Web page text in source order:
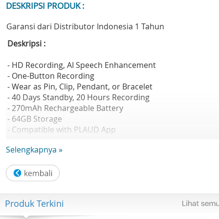
DESKRIPSI PRODUK :
Garansi dari Distributor Indonesia 1 Tahun
Deskripsi :
- HD Recording, AI Speech Enhancement
- One-Button Recording
- Wear as Pin, Clip, Pendant, or Bracelet
- 40 Days Standby, 20 Hours Recording
- 270mAh Rechargeable Battery
- 64GB Storage
- Compatible with PLAUD App
- Includes USB-C Charging Cable
Spesifikasi :
- Speaker : No
- Internal Memory : 64 GB
Selengkapnya »
Produk Terkini